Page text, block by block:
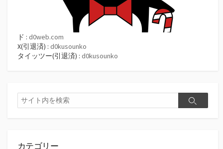
ド : d0web.com
X(引退済) : d0kusounko
タイッツー(引退済) : d0kusounko
検
索
検
カテゴリー